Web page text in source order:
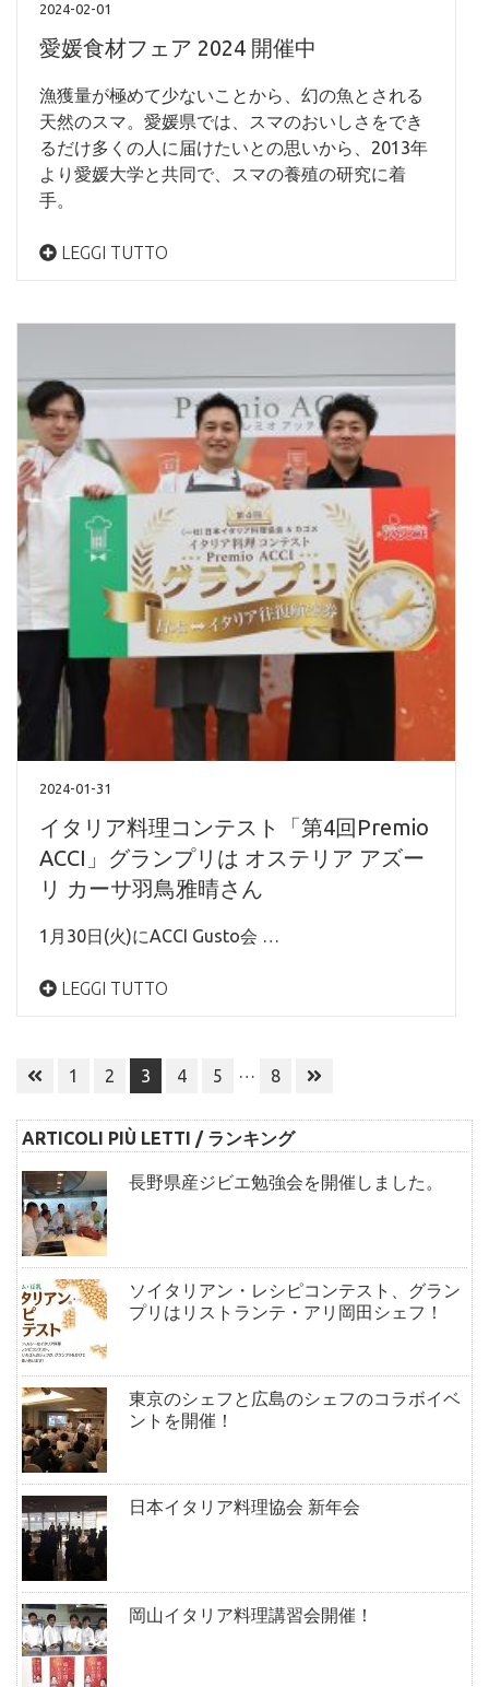
2024-02-01
愛媛食材フェア 2024 開催中
漁獲量が極めて少ないことから、幻の魚とされる
天然のスマ。愛媛県では、スマのおいしさをでき
るだけ多くの人に届けたいとの思いから、2013年
より愛媛大学と共同で、スマの養殖の研究に着
手。
LEGGI TUTTO
2024-01-31
イタリア料理コンテスト「第4回Premio
ACCI」グランプリは オステリア アズー
リ カーサ羽鳥雅晴さん
1月30日(火)にACCI Gusto会 …
LEGGI TUTTO
投
ナ
ビ
ゲ
ー
シ
ョ
ン
1 2 3 4 5 … 8
ARTICOLI PIÙ LETTI / ランキング
長野県産ジビエ勉強会を開催しました。
ソイタリアン・レシピコンテスト、グラン
プリはリストランテ・アリ岡田シェフ！
東京のシェフと広島のシェフのコラボイベ
ントを開催！
日本イタリア料理協会 新年会
岡山イタリア料理講習会開催！